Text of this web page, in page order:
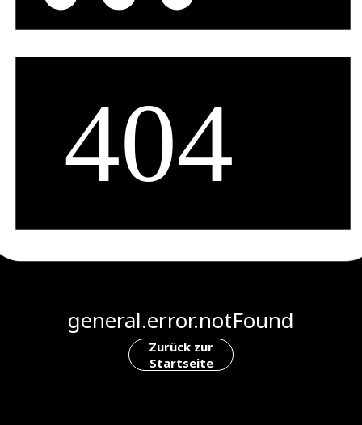
general.error.notFound
Zurück zur
Startseite